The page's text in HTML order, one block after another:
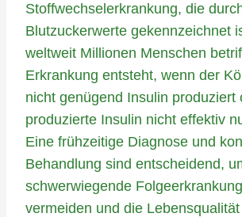
Stoffwechselerkrankung, die
Blutzuckerwerte gekennzeichnet
weltweit Millionen Menschen
Erkrankung entsteht, wenn der
nicht genügend Insulin produziert
produzierte Insulin nicht effektiv
Eine frühzeitige Diagnose und
Behandlung sind entscheidend,
schwerwiegende
vermeiden und die